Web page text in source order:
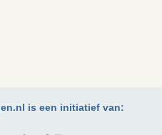
is een initiatief van: